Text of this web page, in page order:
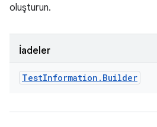
oluşturun.
İadeler
TestInformation . Builder